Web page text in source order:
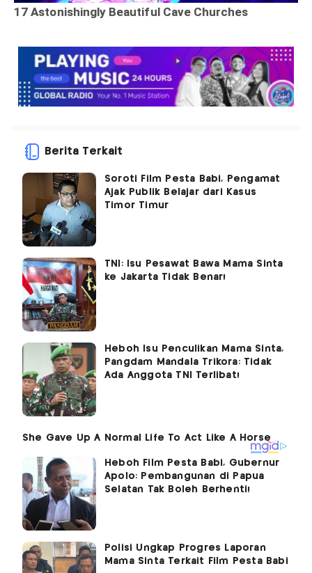
Berita Terkait
Soroti Film Pesta Babi, Pengamat
Ajak Publik Belajar dari Kasus
Timor Timur
TNI: Isu Pesawat Bawa Mama Sinta
ke Jakarta Tidak Benar!
Heboh Isu Penculikan Mama Sinta,
Pangdam Mandala Trikora: Tidak
Ada Anggota TNI Terlibat!
Heboh Film Pesta Babi, Gubernur
Apolo: Pembangunan di Papua
Selatan Tak Boleh Berhenti!
Polisi Ungkap Progres Laporan
Mama Sinta Terkait Film Pesta Babi